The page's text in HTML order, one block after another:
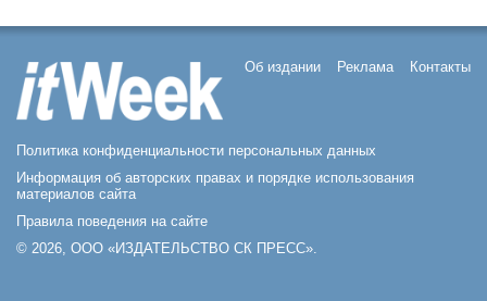
Об издании Реклама Контакты
Политика конфиденциальности персональных данных
Информация об авторских правах и порядке использования
материалов сайта
Правила поведения на сайте
© 2026, ООО «ИЗДАТЕЛЬСТВО СК ПРЕСС».